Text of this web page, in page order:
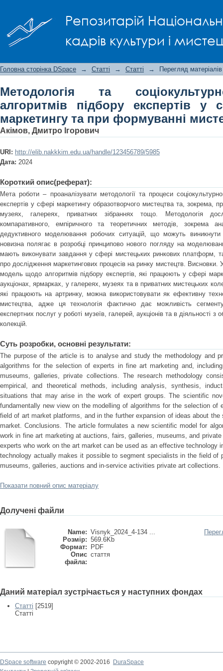
Репозитарій
кадрів культури і
сфері мистецького маркетингу та
Головна сторінка DSpace → Статті → Статті → Перегляд матеріалів
Методологія та
алгоритмів підбору експертів у
маркетингу та при формуванні
Акімов, Дмитро Ігорович
URI: http://elib.nakkkim.edu.ua/handle/123456789/5985
Дата: 2024
Короткий опис(реферат):
Мета роботи – проаналізувати методології та процеси
експертів у сфері маркетингу образотворчого мистецтва та, зокрема,
музеях, галереях, приватних зібраннях тощо. Методологія
компаративного, емпіричного та теоретичних методів, зокрема
дедуктивного моделювання робочих ситуацій, що можуть
новизна полягає в розробці принципово нового погляду на
мають виконувати завдання у сфері мистецьких ринкових платформ,
про дослідження маркетингових процесів на ринку мистецтв. Висновки.
модель щодо алгоритмів підбору експертів, які працюють у сфері
аукціонах, ярмарках, у галереях, музеях та в приватних мистецьких
які працюють на артринку, можна використовувати як ефективну
мистецтва, адже ця технологія фактично дає можливість
експертних послуг у роботі музеїв, галерей, аукціонів та в діяльності
колекцій.
Суть розробки, основні результати:
The purpose of the article is to analyse and study the methodology and
algorithms for the selection of experts in fine art marketing and,
museums, galleries, private collections. The research methodology
empirical, and theoretical methods, including analysis, synthesis,
situations that may arise in the work of expert groups. The scientific
fundamentally new view on the modelling of algorithms for the selection of
field of art market platforms, and in the further expansion of ideas about
market. Conclusions. The article formulates a new scientific model for
work in fine art marketing at auctions, fairs, galleries, museums, and
experts who work on the art market can be used as an effective technology
technology actually makes it possible to segment specialists in the field of
museums, galleries, auctions and in-service activities private art collections.
Показати повний опис матеріалу
Долучені файли
Name: Visnyk_2024_4-134 ...
Розмір: 569.6Kb
Формат:
PDF
Опис
файла:
стаття
Даний матеріал зустрічається у наступних фондах
Статті [2519]
Статті
DSpace software copyright © 2002-2016
DuraSpace